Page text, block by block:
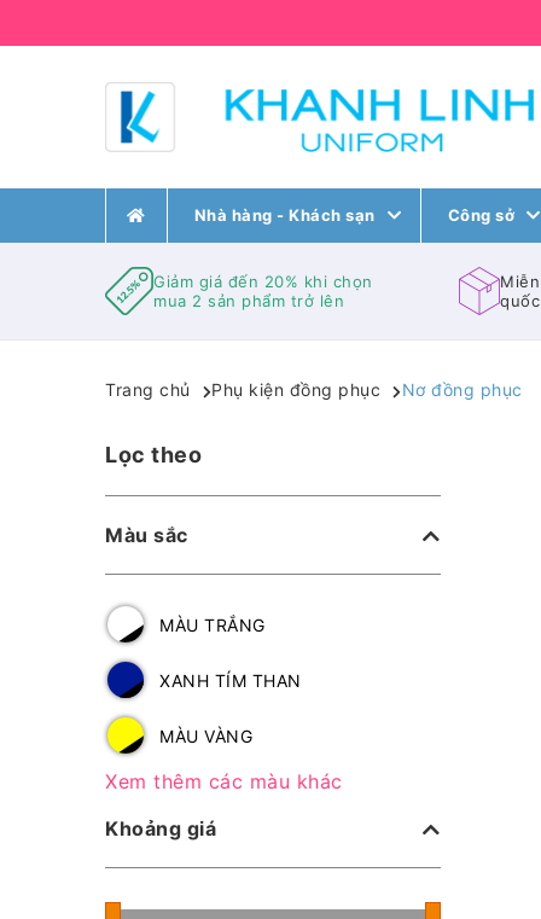
Nhà hàng - Khách sạn Công sở
Giảm giá đến 20% khi chọn
mua 2 sản phẩm trở lên
Trang chủ Phụ kiện đồng phục Nơ đồng phục
Lọc theo
Màu sắc
MÀU TRẮNG
XANH TÍM THAN
MÀU VÀNG
Xem thêm các màu khác
Khoảng giá